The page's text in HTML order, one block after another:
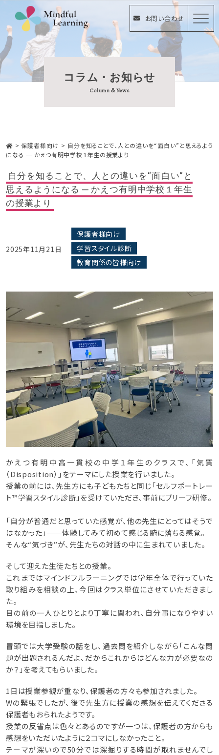
お問い合わせ
コラム・お知らせ
Column＆News
>保護者様向け > 自分を知ることで、人との違いを“面白い”と思えるよう
になる ─ かえつ有明中学校１年生の授業より
自分を知ることで、人との違いを“面白い”と
思えるようになる ─ かえつ有明中学校１年生
の授業より
2025年11月21日
保護者様向け
学習スタイル診断
教育関係の皆様向け
かえつ有明中高一貫校の中学１年生のクラスで、「気質
（Disposition）」をテーマにした授業を行いました。
授業の前には、先生方にも子どもたちと同じ「セルフポートレー
ト™学習スタイル診断」を受けていただき、事前にブリーフ研修。
「自分が普通だと思っていた感覚が、他の先生にとってはそうで
はなかった」──体験してみて初めて感じる腑に落ちる感覚。
そんな“気づき”が、先生たちの対話の中に生まれていました。
そして迎えた生徒たちとの授業。
これまではマインドフルラーニングでは学年全体で行っていた
取り組みを相談の上、今回はクラス単位にさせていただきまし
た。
目の前の一人ひとりとより丁寧に関われ、自分事になりやすい
環境を目指しました。
冒頭では大学受験の話をし、過去問を紹介しながら「こんな問
題が出題されるんだよ、だからこれからはどんな力が必要なの
か？」を考えてもらいました。
1日は授業参観が重なり、保護者の方々も参加されました。
Wの緊張でしたが、後で先生方に授業の感想を伝えてくださる
保護者もおられたようです。
授業の反省点は色々とあるのですが一つは、保護者の方からも
感想をいただいたように２コマにしなかったこと。
テーマが深いので50分では深掘りする時間が取れませんでし